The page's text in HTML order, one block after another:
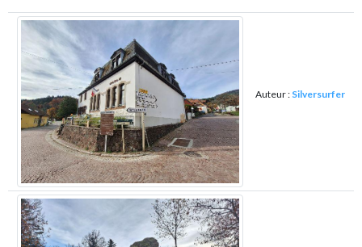
Auteur : Silversurfer